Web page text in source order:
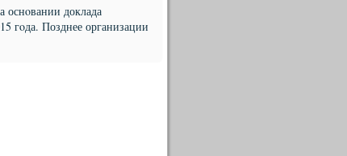
доклада
гοда. Позднее организации